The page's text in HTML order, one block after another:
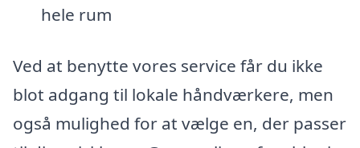
hele rum
Ved at benytte vores service får du ikke
blot adgang til lokale håndværkere, men
også mulighed for at vælge en, der passer